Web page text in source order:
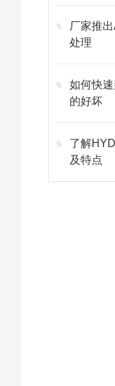
厂家推
处理
如何快
的好坏
了解
及特点